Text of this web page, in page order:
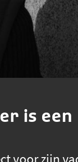
is een
voor zijn